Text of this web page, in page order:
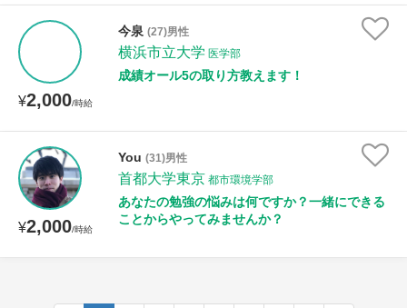
¥2,000/時給
今泉 (27)男性
横浜市立大学 医学部
成績オール5の取り方教えます！
¥2,000/時給
You (31)男性
首都大学東京 都市環境学部
あなたの勉強の悩みは何ですか？一緒にできる
ことからやってみませんか？